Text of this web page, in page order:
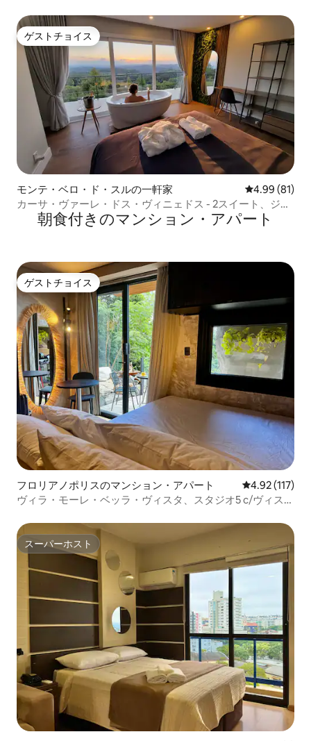
ゲストチョイス
ゲストチョイス
モンテ・ベロ・ド・スルの一軒家 レビュー81
4.99 (81)
カーサ・ヴァーレ・ドス・ヴィニェドス - 2スイート、ジャ
グジー、プール
朝食付きのマンション・アパート
ゲストチョイス
ゲストチョイス
フロリアノポリスのマンション・アパート レビュー117
4.92 (117)
ヴィラ・モーレ・ベッラ・ヴィスタ、スタジオ5 c/ヴィス
スーパーホスト
スーパーホスト